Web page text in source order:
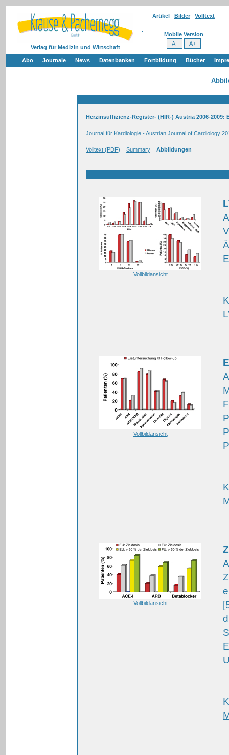
Verlag für Medizin und Wirtschaft
Artikel Bilder Volltext
Mobile Version
Abo Journale News Datenbanken Fortbildung Bücher
Herzinsuffizienz-Register- (HIR-) Austria 2006-
Journal für Kardiologie - Austrian Journal of Cardiology
Volltext (PDF) Summary Abbildungen
Vollbildansicht
Vollbildansicht
Vollbildansicht